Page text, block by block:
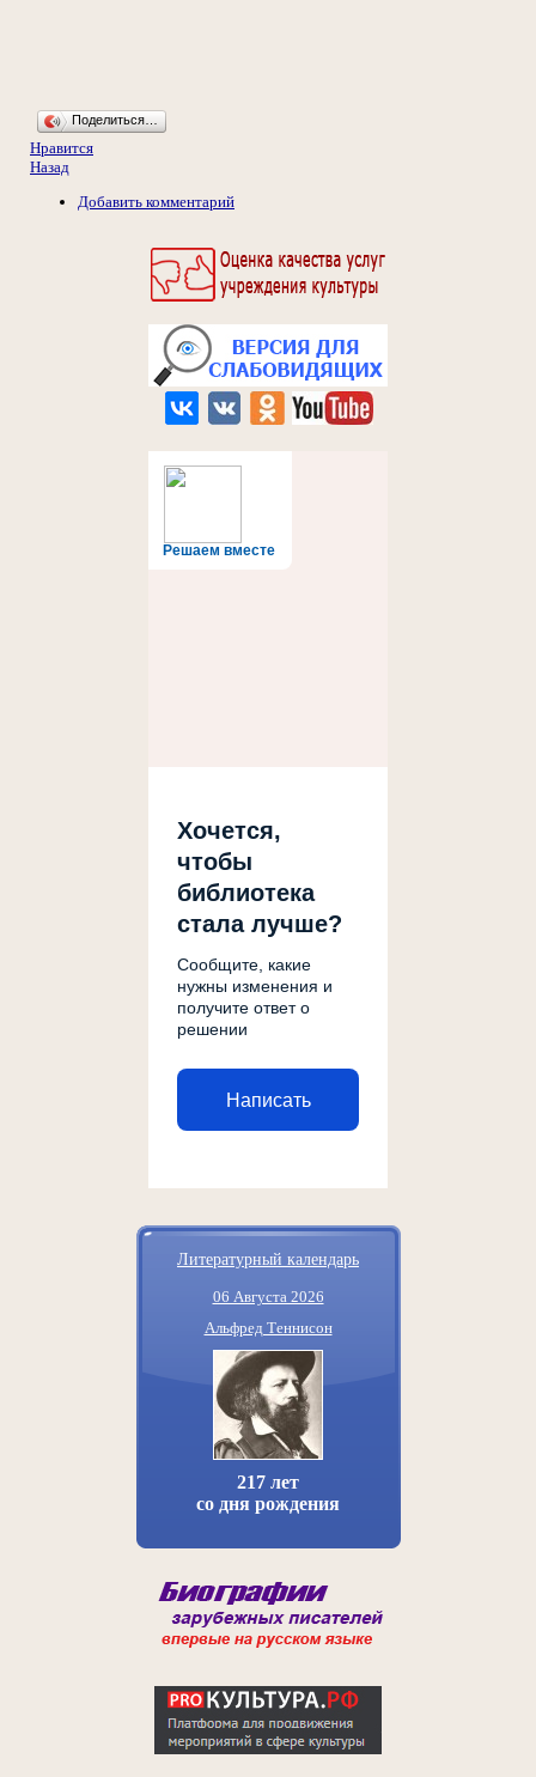
Решаем вместе
Хочется,
чтобы
библиотека
стала лучше?
Сообщите, какие
нужны изменения и
получите ответ о
решении
Написать
Литературный календарь
06 Августа 2026
Альфред Теннисон
217 лет
со дня рождения
Поделиться…
Нравится
Назад
Добавить комментарий